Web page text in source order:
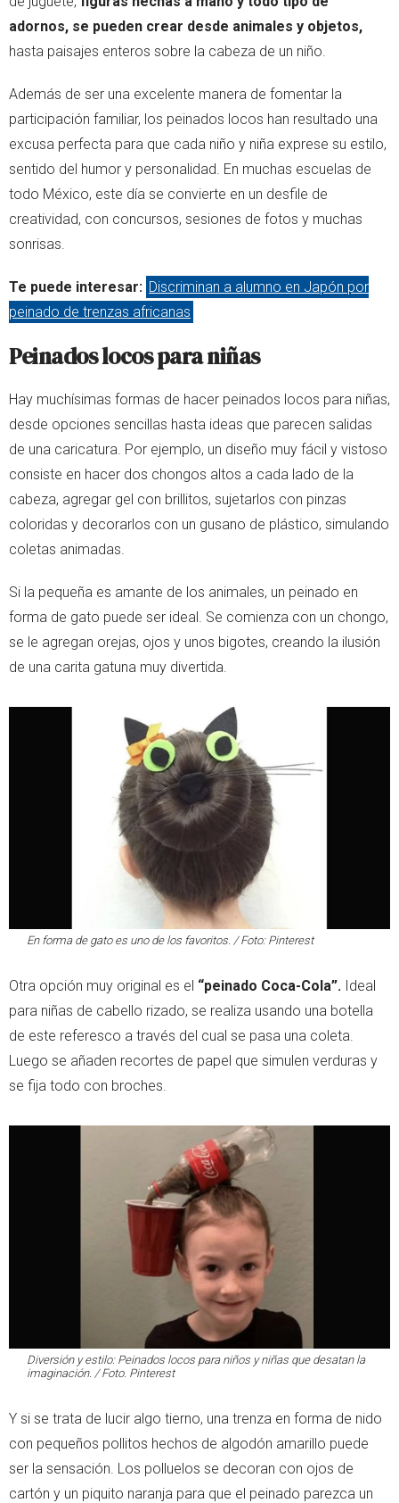
adornos, se pueden crear desde animales y objetos,
hasta paisajes enteros sobre la cabeza de un niño.
Además de ser una excelente manera de fomentar la
participación familiar, los peinados locos han resultado una
excusa perfecta para que cada niño y niña exprese su estilo,
sentido del humor y personalidad. En muchas escuelas de
todo México, este día se convierte en un desfile de
creatividad, con concursos, sesiones de fotos y muchas
sonrisas.
Te puede interesar: Discriminan a alumno en Japón por
peinado de trenzas africanas
Peinados locos para niñas
Hay muchísimas formas de hacer peinados locos para niñas,
desde opciones sencillas hasta ideas que parecen salidas
de una caricatura. Por ejemplo, un diseño muy fácil y vistoso
consiste en hacer dos chongos altos a cada lado de la
cabeza, agregar gel con brillitos, sujetarlos con pinzas
coloridas y decorarlos con un gusano de plástico, simulando
coletas animadas.
Si la pequeña es amante de los animales, un peinado en
forma de gato puede ser ideal. Se comienza con un chongo,
se le agregan orejas, ojos y unos bigotes, creando la ilusión
de una carita gatuna muy divertida.
En forma de gato es uno de los favoritos. / Foto: Pinterest
Otra opción muy original es el “peinado Coca-Cola”. Ideal
para niñas de cabello rizado, se realiza usando una botella
de este referesco a través del cual se pasa una coleta.
Luego se añaden recortes de papel que simulen verduras y
se fija todo con broches.
Diversión y estilo: Peinados locos para niños y niñas que desatan la
imaginación. / Foto. Pinterest
Y si se trata de lucir algo tierno, una trenza en forma de nido
con pequeños pollitos hechos de algodón amarillo puede
ser la sensación. Los polluelos se decoran con ojos de
cartón y un piquito naranja para que el peinado parezca un